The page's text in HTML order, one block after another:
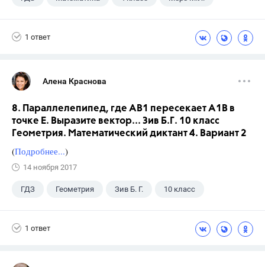
1 ответ
Алена Краснова
8. Параллелепипед, где АВ1 пересекает А1В в
точке Е. Выразите вектор... Зив Б.Г. 10 класс
Геометрия. Математический диктант 4. Вариант 2
(Подробнее...)
14 ноября 2017
ГДЗ Геометрия Зив Б. Г. 10 класс
1 ответ